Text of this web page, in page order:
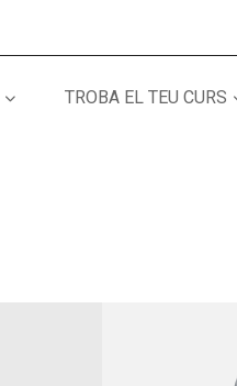
TROBA EL TEU CURS